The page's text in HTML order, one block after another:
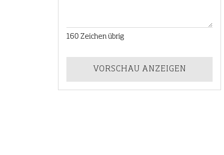
160 Zeichen übrig
VORSCHAU ANZEIGEN